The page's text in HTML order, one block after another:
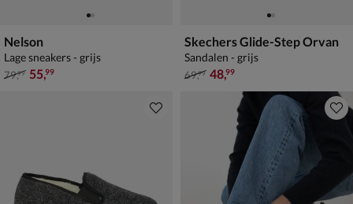
Nelson
Lage sneakers - grijs
van € 79,99 voor € 55,99
79,99 55,99
Skechers Glide-Step Orvan
Sandalen - grijs
van € 69,99 voor € 48,99
69,99 48,99